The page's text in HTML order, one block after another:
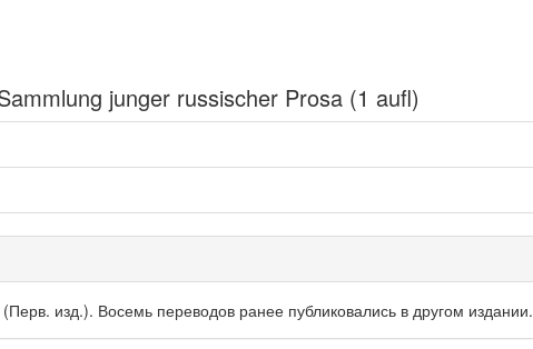
junger russischer Prosa (1 aufl)
изд.). Восемь переводов ранее публиковались в другом издании.